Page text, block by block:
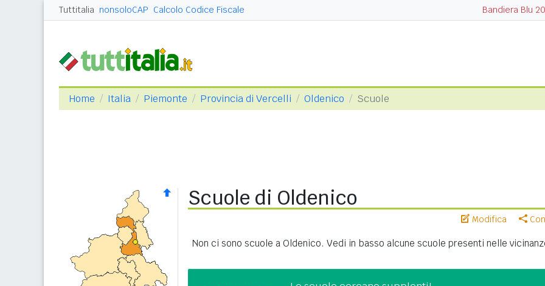
Tuttitalia nonsoloCAP Calcolo Codice Fiscale Bandiera Blu
Home Italia Piemonte Provincia di Vercelli Oldenico Scuole
Scuole di Oldenico
Modifica
Non ci sono scuole a Oldenico. Vedi in basso alcune scuole presenti nelle